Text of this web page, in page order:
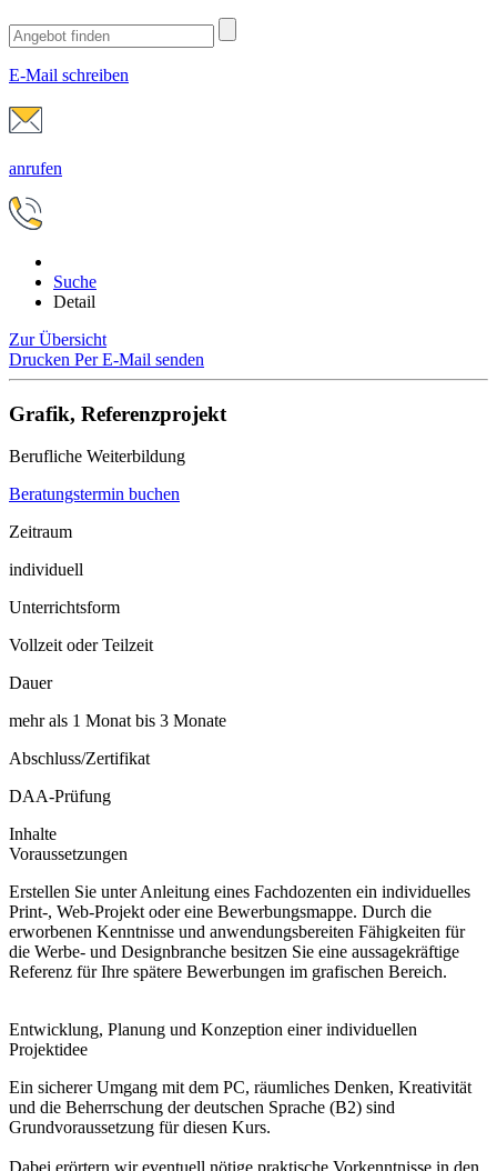
E-Mail schreiben
anrufen
Suche
Detail
Zur Übersicht
Drucken Per E-Mail senden
Grafik, Referenzprojekt
Berufliche Weiterbildung
Beratungstermin buchen
Zeitraum
individuell
Unterrichtsform
Vollzeit oder Teilzeit
Dauer
mehr als 1 Monat bis 3 Monate
Abschluss/Zertifikat
DAA-Prüfung
Inhalte
Voraussetzungen
Erstellen Sie unter Anleitung eines Fachdozenten ein individuelles
Print-, Web-Projekt oder eine Bewerbungsmappe. Durch die
erworbenen Kenntnisse und anwendungsbereiten Fähigkeiten für
die Werbe- und Designbranche besitzen Sie eine aussagekräftige
Referenz für Ihre spätere Bewerbungen im grafischen Bereich.
Entwicklung, Planung und Konzeption einer individuellen
Projektidee
Ein sicherer Umgang mit dem PC, räumliches Denken, Kreativität
und die Beherrschung der deutschen Sprache (B2) sind
Grundvoraussetzung für diesen Kurs.